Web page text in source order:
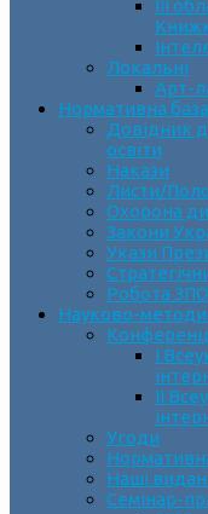
ІII
Локальні
Арт-
Нормативна база
Довідник
освіти
Накази
Листи/
Охорона
Закони
Укази
Робота
Науково-
І
ІІ
Угоди
Наші
Семінар-